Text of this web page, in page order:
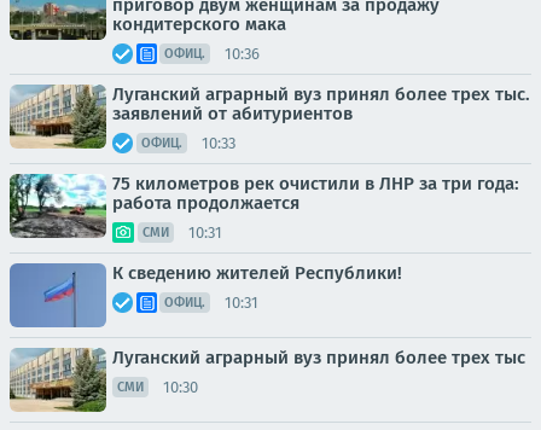
приговор двум женщинам за продажу
кондитерского мака
ОФИЦ. 10:36
Луганский аграрный вуз принял более трех тыс.
заявлений от абитуриентов
ОФИЦ. 10:33
75 километров рек очистили в ЛНР за три года:
работа продолжается
СМИ 10:31
К сведению жителей Республики!
ОФИЦ. 10:31
Луганский аграрный вуз принял более трех тыс
СМИ 10:30